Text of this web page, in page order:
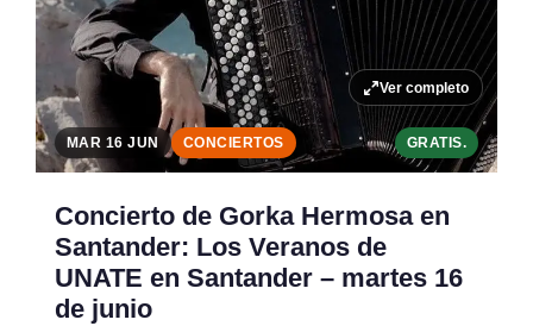
Ver completo
MAR 16 JUN CONCIERTOS GRATIS.
Concierto de Gorka Hermosa en
Santander: Los Veranos de
UNATE en Santander – martes 16
de junio